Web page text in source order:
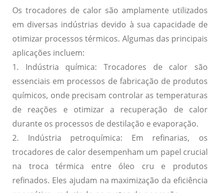
Os trocadores de calor são amplamente utilizados
em diversas indústrias devido à sua capacidade de
otimizar processos térmicos. Algumas das principais
aplicações incluem:
1. Indústria química: Trocadores de calor são
essenciais em processos de fabricação de produtos
químicos, onde precisam controlar as temperaturas
de reações e otimizar a recuperação de calor
durante os processos de destilação e evaporação.
2. Indústria petroquímica: Em refinarias, os
trocadores de calor desempenham um papel crucial
na troca térmica entre óleo cru e produtos
refinados. Eles ajudam na maximização da eficiência